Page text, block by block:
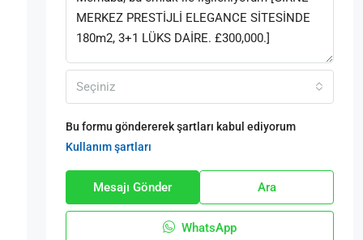
Seçiniz
Bu formu göndererek şartları kabul ediyorum
Kullanım şartları
Mesajı Gönder Ara
WhatsApp